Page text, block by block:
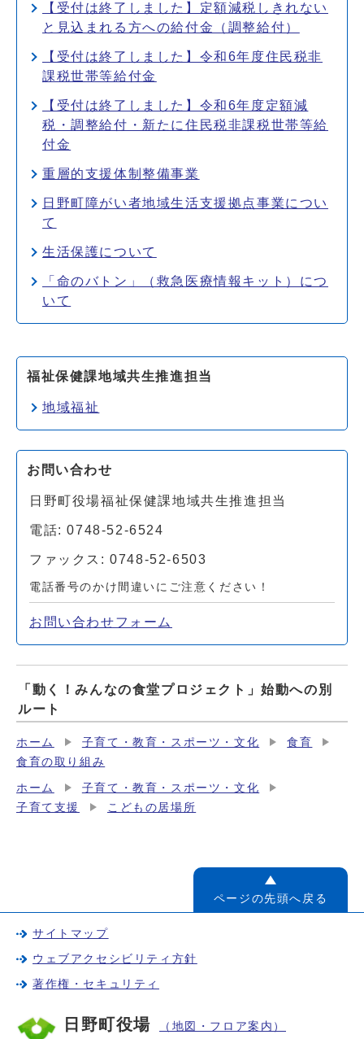
【受付は終了しました】定額減税しきれない
と見込まれる方への給付金（調整給付）
【受付は終了しました】令和6年度住民税非
課税世帯等給付金
【受付は終了しました】令和6年度定額減
税・調整給付・新たに住民税非課税世帯等給
付金
重層的支援体制整備事業
日野町障がい者地域生活支援拠点事業につい
て
生活保護について
「命のバトン」（救急医療情報キット）につ
いて
福祉保健課地域共生推進担当
地域福祉
お問い合わせ
日野町役場福祉保健課地域共生推進担当
電話: 0748-52-6524
ファックス: 0748-52-6503
電話番号のかけ間違いにご注意ください！
お問い合わせフォーム
「動く！みんなの食堂プロジェクト」始動への別
ルート
ホーム 子育て・教育・スポーツ・文化
食育
食育の取り組み
ホーム
子育て・教育・スポーツ・文化
子育て支援
こどもの居場所
ページの先頭へ戻る
サイトマップ
ウェブアクセシビリティ方針
著作権・セキュリティ
日野町役場 （地図・フロア案内）